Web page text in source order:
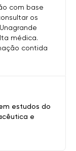
estudos do
e
com base
os
médica.
contida